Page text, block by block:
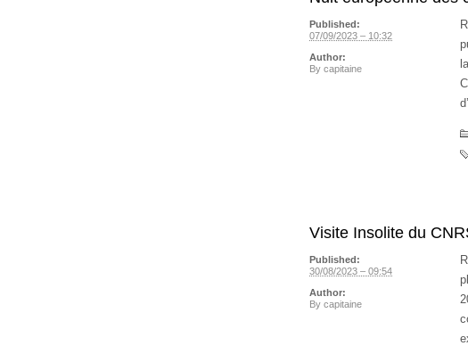
Published:
07/09/2023 – 10:32
Author:
By capitaine
Visite Insolite du
Published:
30/08/2023 – 09:54
Author:
By capitaine